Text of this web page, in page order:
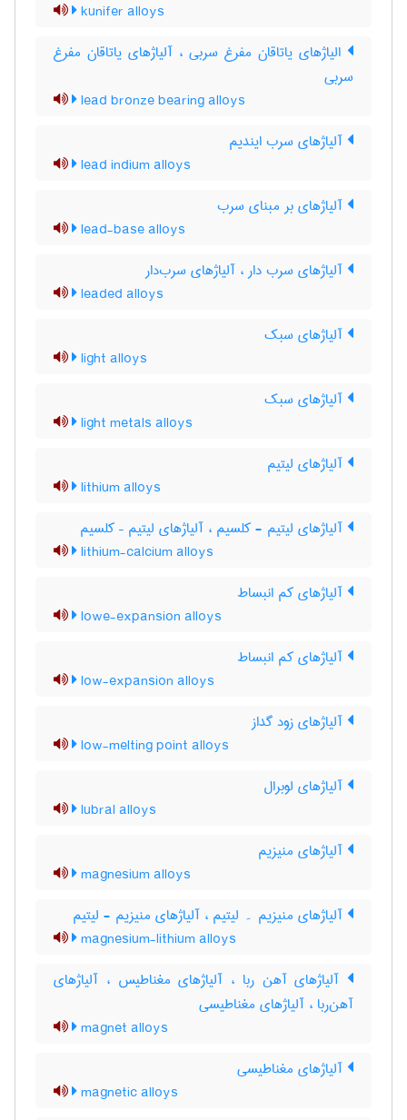
kunifer alloys
الیاژهای یاتاقان مفرغ سربی ، آلیاژهای یاتاقان مفرغ
سربی
lead bronze bearing alloys
آلیاژهای سرب ایندیم
lead indium alloys
آلیاژهای بر مبنای سرب
lead-base alloys
آلیاژهای سرب دار ، آلیاژهای سرب‌دار
leaded alloys
آلیاژهای سبک
light alloys
آلیاژهای سبک
light metals alloys
آلیاژهای لیتیم
lithium alloys
آلیاژهای لیتیم - کلسیم ، آلیاژهای لیتیم – کلسیم
lithium-calcium alloys
آلیاژهای کم انبساط
lowe-expansion alloys
آلیاژهای کم انبساط
low-expansion alloys
آلیاژهای زود گداز
low-melting point alloys
آلیاژهای لوبرال
lubral alloys
آلیاژهای منیزیم
magnesium alloys
آلیاژهای منیزیم ۔ لیتیم ، آلیاژهای منیزیم - لیتیم
magnesium-lithium alloys
آلیاژهای آهن ربا ، آلیاژهای مغناطیس ، آلیاژهای
آهن‌ربا ، آلیاژهای مغناطیسی
magnet alloys
آلیاژهای مغناطیسی
magnetic alloys